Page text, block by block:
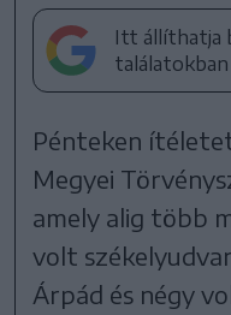
Itt állíthatja
találatokban
Pénteken
Megyei
amely alig több
volt
Árpád és négy